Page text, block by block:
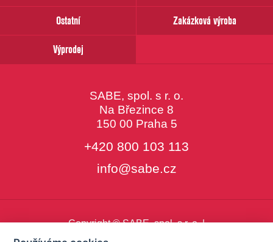
Ostatní
Zakázková výroba
Výprodej
SABE, spol. s r. o.
Na Březince 8
150 00 Praha 5
+420 800 103 113
info@sabe.cz
Copyright © SABE, spol. s r. o. |